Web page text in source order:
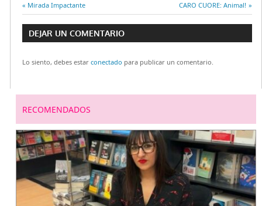
Navegación
de
entradas
Entrada
anterior:
Mirada Impactante
Entrada
siguiente:
CARO CUORE: Animal!
DEJAR UN COMENTARIO
Lo siento, debes estar conectado para publicar un comentario.
RECOMENDADOS